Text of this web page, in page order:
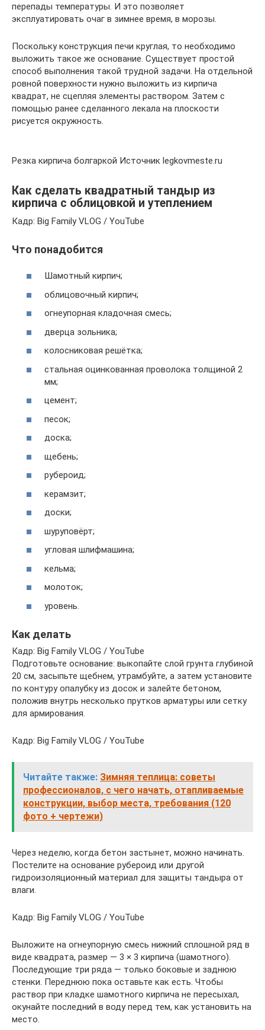
перепады температуры. И это позволяет
эксплуатировать очаг в зимнее время, в морозы.
Поскольку конструкция печи круглая, то необходимо
выложить такое же основание. Существует простой
способ выполнения такой трудной задачи. На отдельной
ровной поверхности нужно выложить из кирпича
квадрат, не сцепляя элементы раствором. Затем с
помощью ранее сделанного лекала на плоскости
рисуется окружность.
Резка кирпича болгаркой Источник legkovmeste.ru
Как сделать квадратный тандыр из
кирпича с облицовкой и утеплением
Кадр: Big Family VLOG / YouTube
Что понадобится
Шамотный кирпич;
облицовочный кирпич;
огнеупорная кладочная смесь;
дверца зольника;
колосниковая решётка;
стальная оцинкованная проволока толщиной 2
мм;
цемент;
песок;
доска;
щебень;
рубероид;
керамзит;
доски;
шуруповёрт;
угловая шлифмашина;
кельма;
молоток;
уровень.
Как делать
Кадр: Big Family VLOG / YouTube
Подготовьте основание: выкопайте слой грунта глубиной
20 см, засыпьте щебнем, утрамбуйте, а затем установите
по контуру опалубку из досок и залейте бетоном,
положив внутрь несколько прутков арматуры или сетку
для армирования.
Кадр: Big Family VLOG / YouTube
Читайте также: Зимняя теплица: советы
профессионалов, с чего начать, отапливаемые
конструкции, выбор места, требования (120
фото + чертежи)
Через неделю, когда бетон застынет, можно начинать.
Постелите на основание рубероид или другой
гидроизоляционный материал для защиты тандыра от
влаги.
Кадр: Big Family VLOG / YouTube
Выложите на огнеупорную смесь нижний сплошной ряд в
виде квадрата, размер — 3 × 3 кирпича (шамотного).
Последующие три ряда — только боковые и заднюю
стенки. Переднюю пока оставьте как есть. Чтобы
раствор при кладке шамотного кирпича не пересыхал,
окунайте последний в воду перед тем, как установить на
место.